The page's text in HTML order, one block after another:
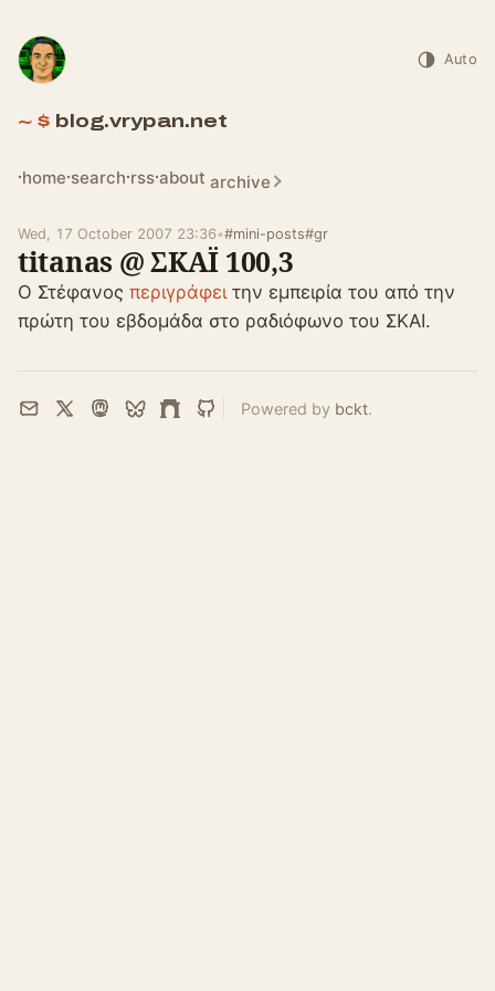
blog.vrypan.net
home search rss about archive
Auto
Wed, 17 October 2007 23:36 •#mini-posts#gr
titanas @ ΣΚΑΪ 100,3
Ο Στέφανος περιγράφειτην εμπειρία του από την
πρώτη του εβδομάδα στο ραδιόφωνο του ΣΚΑΙ.
Email
X Mastodon
BlueskyFarcaster
GitHub
Powered by bckt.